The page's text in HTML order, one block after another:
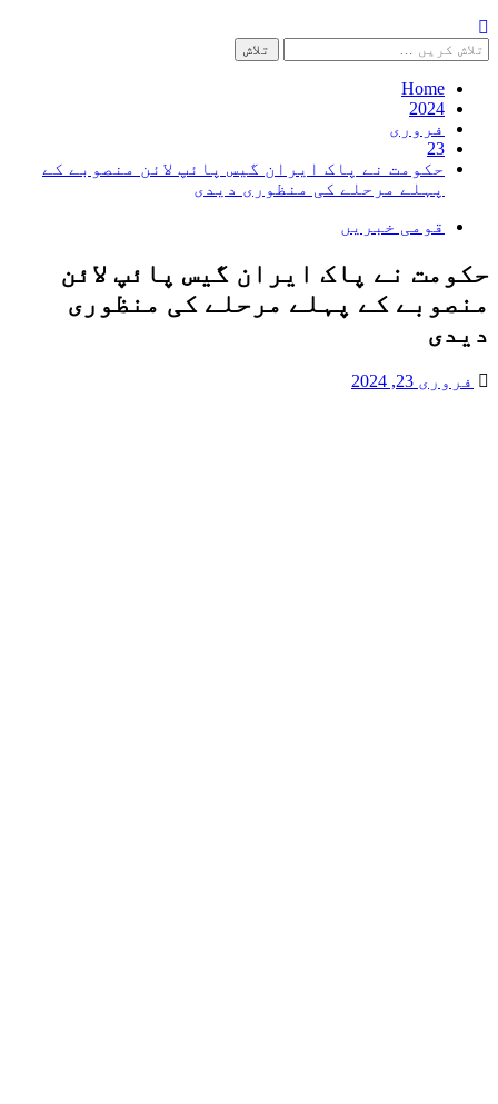
تلاش
کریں
برائے:Home
2024
فروری
23
حکومت نے پاک ایران گیس پائپ لائن منصوبے کے
پہلے مرحلے کی منظوری دیدی
قومی خبریں
حکومت نے پاک ایران گیس پائپ لائن
منصوبے کے پہلے مرحلے کی منظوری
دیدی
فروری 23, 2024